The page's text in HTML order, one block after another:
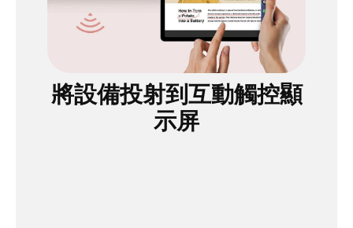
將設備投射到互動觸控顯
示屏